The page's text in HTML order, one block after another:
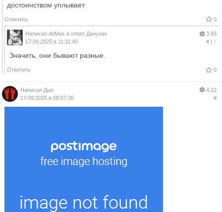
достоинством уплывает
Ответить 0
Написал deMax в ответ Данунах
17.09.2025 в 11:11:40
3.93
#| ↑
Значить, они бывают разные.
Ответить 0
Написал Дык
17.09.2025 в 08:57:36
4.22
#